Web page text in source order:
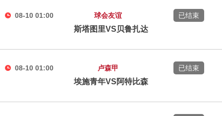
08-10 01:00 球会友谊
斯塔图里VS贝鲁扎达
已结束
08-10 01:00 卢森甲
埃施青年VS阿特比森
已结束